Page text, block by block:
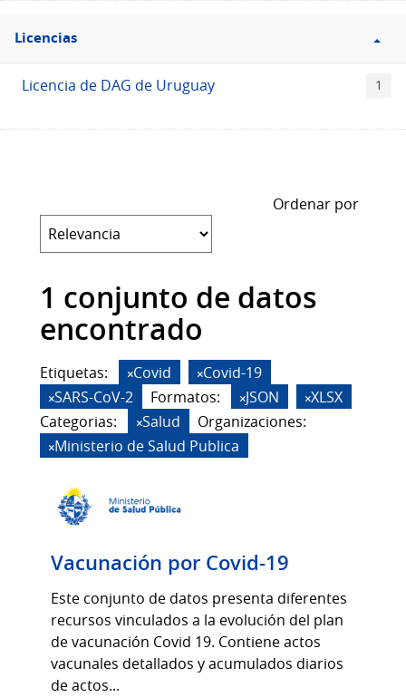
Filtro
Licencias
Licencias
Licencia de DAG de Uruguay 1
Ordenar por
1 conjunto de datos
encontrado
Etiquetas: Covid
Covid-19
SARS-CoV-2
Formatos: JSON
XLSX
Categorias:
Salud
Organizaciones:
Ministerio de Salud Publica
Vacunación por Covid-19
Este conjunto de datos presenta diferentes
recursos vinculados a la evolución del plan
de vacunación Covid 19. Contiene actos
vacunales detallados y acumulados diarios
de actos...